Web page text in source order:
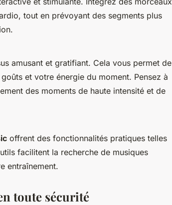
tout en prévoyant des segments plus
amusant et gratifiant. Cela vous permet de
et votre énergie du moment. Pensez à
des moments de haute intensité et de
offrent des fonctionnalités pratiques telles
facilitent la recherche de musiques
entraînement.
toute sécurité